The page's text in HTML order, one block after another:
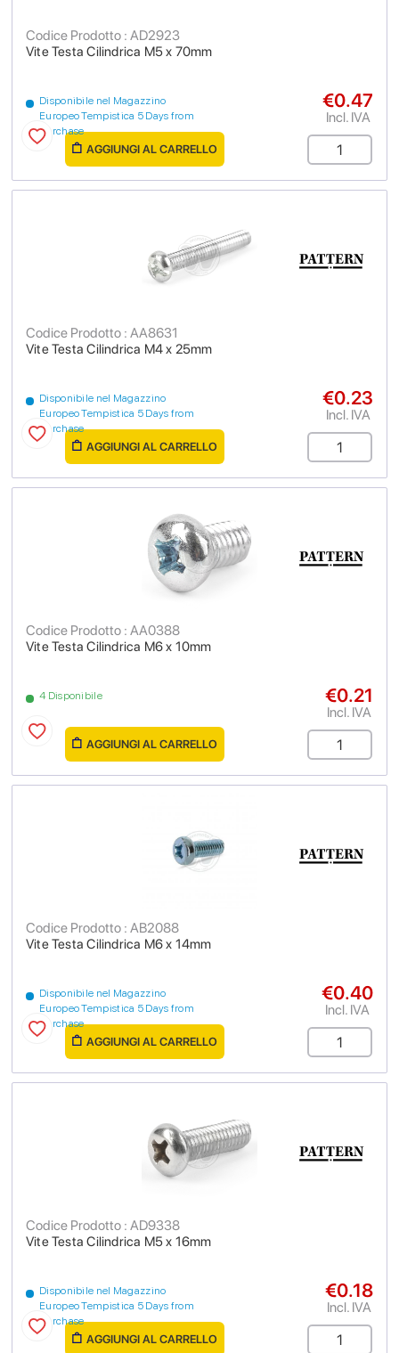
Vite Testa Cilindrica M5 x 70mm
Codice Prodotto : AD2923
Disponibile nel Magazzino
Europeo Tempistica 5 Days from
purchase
€0.47
Incl. IVA
AGGIUNGI AL CARRELLO
Vite Testa Cilindrica M4 x 25mm
Codice Prodotto : AA8631
Disponibile nel Magazzino
Europeo Tempistica 5 Days from
purchase
€0.23
Incl. IVA
AGGIUNGI AL CARRELLO
Vite Testa Cilindrica M6 x 10mm
Codice Prodotto : AA0388
4 Disponibile €0.21
Incl. IVA
AGGIUNGI AL CARRELLO
Vite Testa Cilindrica M6 x 14mm
Codice Prodotto : AB2088
Disponibile nel Magazzino
Europeo Tempistica 5 Days from
purchase
€0.40
Incl. IVA
AGGIUNGI AL CARRELLO
Vite Testa Cilindrica M5 x 16mm
Codice Prodotto : AD9338
Disponibile nel Magazzino
Europeo Tempistica 5 Days from
purchase
€0.18
Incl. IVA
AGGIUNGI AL CARRELLO